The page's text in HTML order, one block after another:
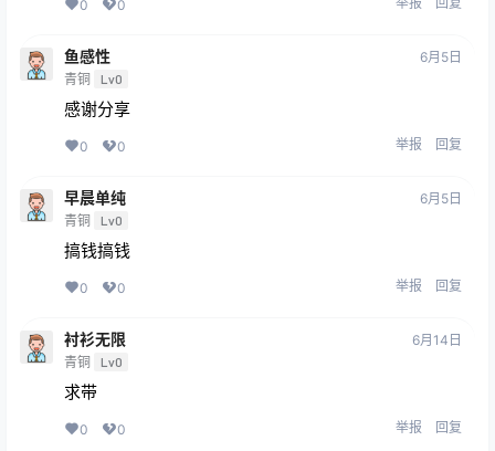
0 0
鱼感性
青铜 Lv0
6月5日
感谢分享
0 0 举报 回复
早晨单纯
青铜 Lv0
6月5日
搞钱搞钱
0 0 举报 回复
衬衫无限
青铜 Lv0
6月14日
求带
0 0 举报 回复